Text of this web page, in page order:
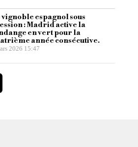
espagnol sous
: Madrid active la
en vert pour la
année consécutive.
2026 15:47